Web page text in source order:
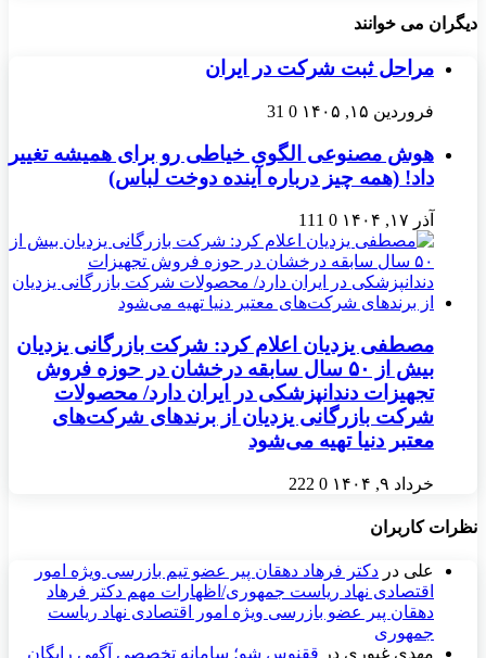
دیگران می خوانند
مراحل ثبت شرکت در ایران
فروردین ۱۵, ۱۴۰۵ 0
31
هوش مصنوعی الگوی خیاطی رو برای همیشه تغییر
داد! (همه چیز درباره آینده دوخت لباس)
آذر ۱۷, ۱۴۰۴ 0
111
مصطفی یزدیان اعلام کرد: شرکت بازرگانی یزدیان
بيش از ۵۰ سال سابقه درخشان در حوزه فروش
تجهيزات دندانپزشکی در ايران دارد/ محصولات
شرکت بازرگانی یزدیان از برندهای شرکت‌های
معتبر دنیا تهیه می‌شود
خرداد ۹, ۱۴۰۴ 0
222
نظرات کاربران
علی در دکتر فرهاد دهقان پیر عضو تيم بازرسی ويژه امور
اقتصادی نهاد رياست جمهوری/اظهارات مهم دکتر فرهاد
دهقان پیر عضو بازرسی ویژه امور اقتصادی نهاد ریاست
جمهوری
مهدی غیوری در ققنوس شو؛ سامانه تخصصی آگهی رایگان